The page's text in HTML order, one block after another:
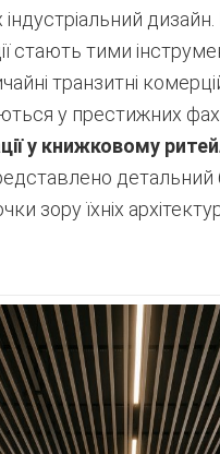
стають тими
транзитні
у престижних
у книжковому
детальний
зору їхніх